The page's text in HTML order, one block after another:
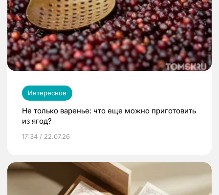
Интересное
Не только варенье: что еще можно приготовить
из ягод?
17:34 / 22.07.26